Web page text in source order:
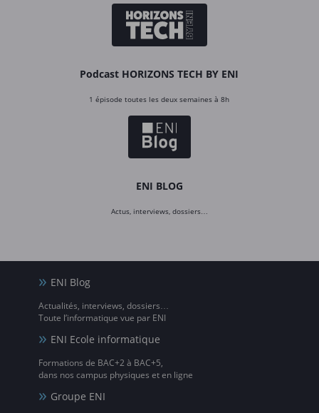
Podcast HORIZONS TECH BY ENI
1 épisode toutes les deux semaines à 8h
ENI BLOG
Actus, interviews, dossiers…
ENI Blog
Actualités, interviews, dossiers…
Toute l’informatique vue par ENI
ENI Ecole informatique
Formations de BAC+2 à BAC+5,
dans nos campus physiques et en ligne
Groupe ENI